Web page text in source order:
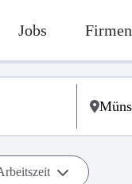
Jobs Firmen